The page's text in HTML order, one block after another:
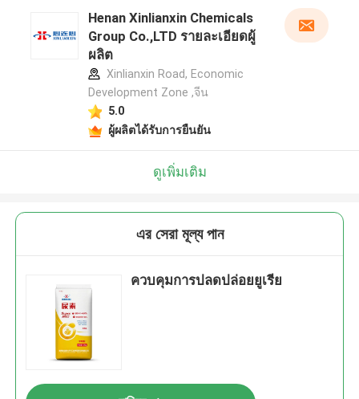
Henan Xinlianxin Chemicals
Group Co.,LTD รายละเอียดผู้
ผลิต
Xinlianxin Road, Economic
Development Zone ,จีน
5.0
ผู้ผลิตได้รับการยืนยัน
ดูเพิ่มเติม
এর সেরা মূল্য পান
ควบคุมการปลดปล่อยยูเรีย